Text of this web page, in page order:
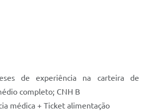
de experiência na carteira de
completo; CNH B
médica + Ticket alimentação